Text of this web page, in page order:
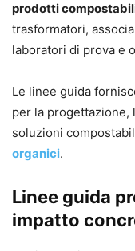
prodotti
trasformatori,
laboratori di prova e
Le linee guida
per la progettazione,
soluzioni
organici.
Linee guida
impatto